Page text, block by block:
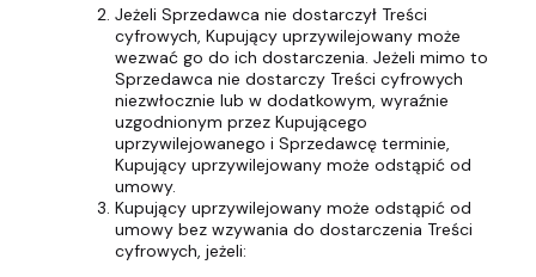
Jeżeli Sprzedawca nie dostarczył Treści
cyfrowych, Kupujący uprzywilejowany może
wezwać go do ich dostarczenia. Jeżeli mimo to
Sprzedawca nie dostarczy Treści cyfrowych
niezwłocznie lub w dodatkowym, wyraźnie
uzgodnionym przez Kupującego
uprzywilejowanego i Sprzedawcę terminie,
Kupujący uprzywilejowany może odstąpić od
umowy.
Kupujący uprzywilejowany może odstąpić od
umowy bez wzywania do dostarczenia Treści
cyfrowych, jeżeli: